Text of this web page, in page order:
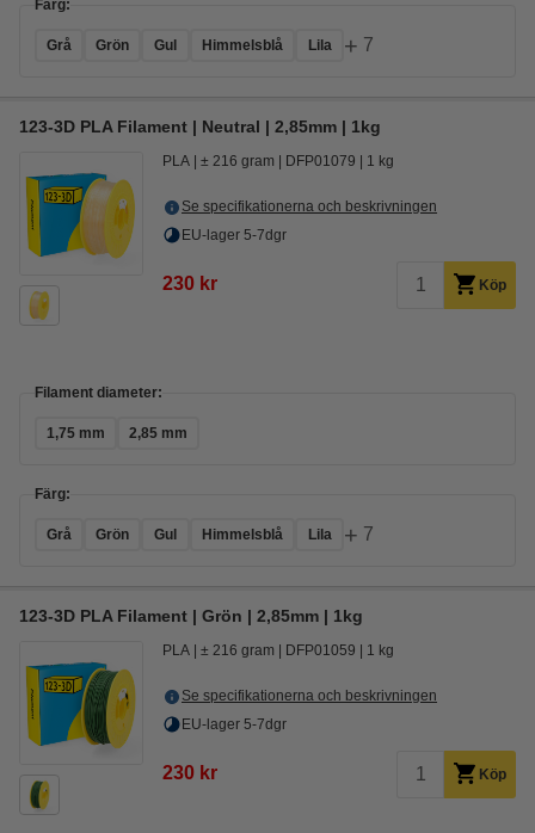
Färg:
Grå Grön Gul Himmelsblå Lila + 7
123-3D PLA Filament | Neutral | 2,85mm | 1kg
PLA ± 216 gram DFP01079 1 kg
Se specifikationerna och beskrivningen
EU-lager 5-7dgr
230 kr Köp
Filament diameter:
1,75 mm 2,85 mm
Färg:
Grå Grön Gul Himmelsblå Lila + 7
123-3D PLA Filament | Grön | 2,85mm | 1kg
PLA ± 216 gram DFP01059 1 kg
Se specifikationerna och beskrivningen
EU-lager 5-7dgr
230 kr Köp